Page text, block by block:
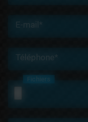
E-mail*
Téléphone*
Fichiers